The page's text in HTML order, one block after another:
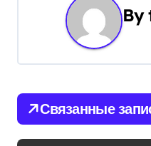
и
я
п
By
Связанные